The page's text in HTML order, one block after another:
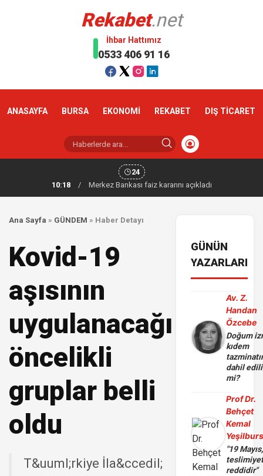
Rekabet.net
İhbar Hattımız
0533 406 91 16
ANASAYFA BURSA EKONOMİ REKABET DIŞ TİCARET
24
10:18
/ Merkez Bankası faiz kararını açıkladı
Ana Sayfa » GÜNDEM » Haber Detayı
Kovid-19
aşısının
uygulanacağı
öncelikli
gruplar belli
oldu
T&uuml;rkiye İla&ccedil;
GÜNÜN
YAZARLARI
Av. Z.
Handan
Özcebe
Doğum
kıdem
dahil
mi?
Prof Dr.
Behçet
Kemal
"19 Mayıs,
reddidir"